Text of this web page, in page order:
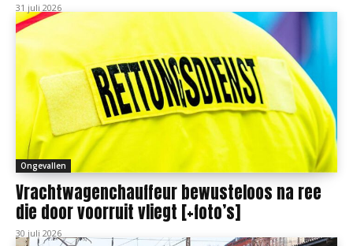
31 juli 2026
Ongevallen
Vrachtwagenchauffeur bewusteloos na ree
die door voorruit vliegt [+foto’s]
30 juli 2026